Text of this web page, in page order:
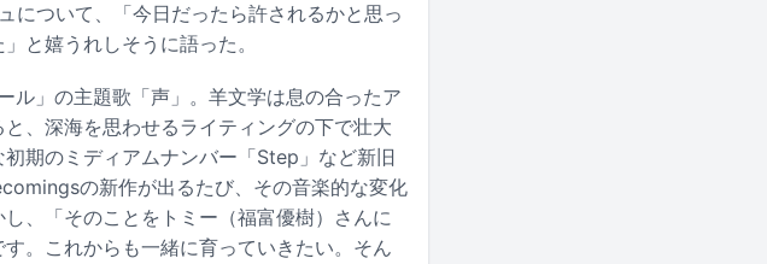
について、「今日だったら許されるかと思っ
と嬉うれしそうに語った。
ル」の主題歌「声」。羊文学は息の合ったア
、深海を思わせるライティングの下で壮大
期のミディアムナンバー「Step」など新旧
の新作が出るたび、その音楽的な変化
、「そのことをトミー（福富優樹）さんに
。これからも一緒に育っていきたい。そん